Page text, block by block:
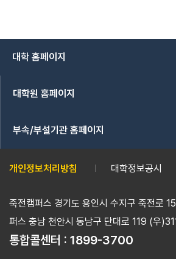
대학 홈페이지
대학원 홈페이지
부속/부설기관 홈페이지
개인정보처리방침 대학정보공시
죽전캠퍼스 경기도 용인시 수지구 죽전로
퍼스 충남 천안시 동남구 단대로 119 (우
통합콜센터 : 1899-3700